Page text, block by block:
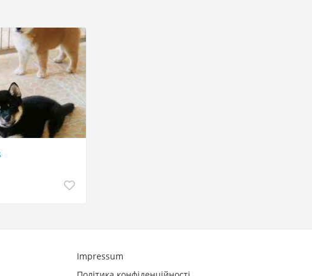
Impressum